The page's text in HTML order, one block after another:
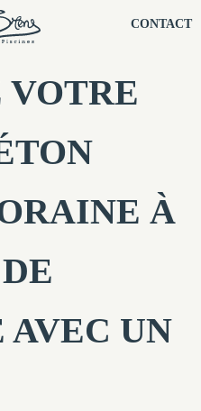
CONTACT
À
AVEC UN